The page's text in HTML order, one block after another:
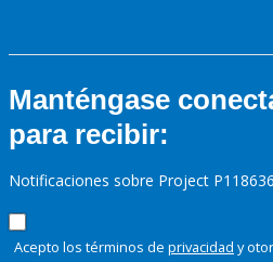
Manténgase
para recibir:
Notificaciones sobre Project P118636
Acepto los términos de privacidad y